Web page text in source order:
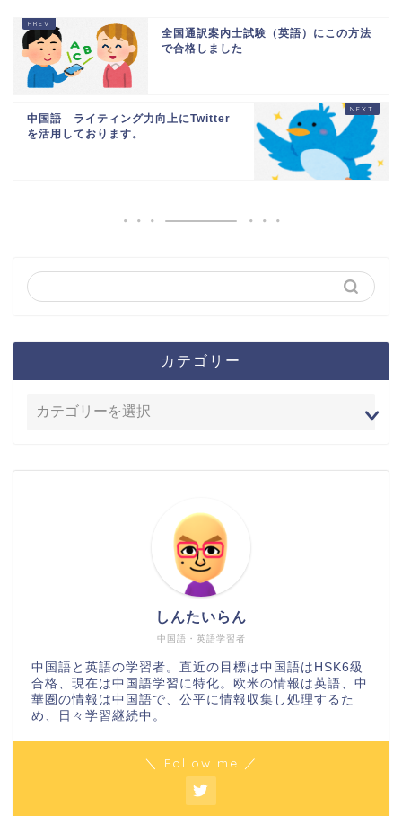
全国通訳案内士試験（英語）にこの方法
で合格しました
中国語 ライティング力向上にTwitter
を活用しております。
カテゴリー
中国語・英語学習者
しんたいらん
中国語と英語の学習者。直近の目標は中国語はHSK6級
合格、現在は中国語学習に特化。欧米の情報は英語、中
華圏の情報は中国語で、公平に情報収集し処理するた
め、日々学習継続中。
＼ Follow me ／